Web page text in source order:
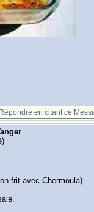
Rèpondre en citant ce
frit avec Chermoula)